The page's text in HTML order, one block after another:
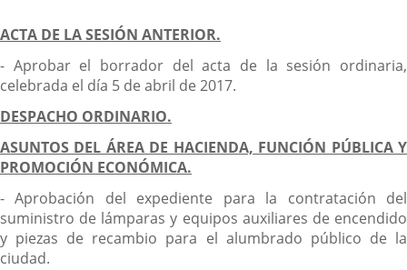
ACTA DE LA SESIÓN ANTERIOR.
- Aprobar el borrador del acta de la sesión ordinaria,
celebrada el día 5 de abril de 2017.
DESPACHO ORDINARIO.
ASUNTOS DEL ÁREA DE HACIENDA, FUNCIÓN PÚBLICA Y
PROMOCIÓN ECONÓMICA.
- Aprobación del expediente para la contratación del
suministro de lámparas y equipos auxiliares de encendido
y piezas de recambio para el alumbrado público de la
ciudad.